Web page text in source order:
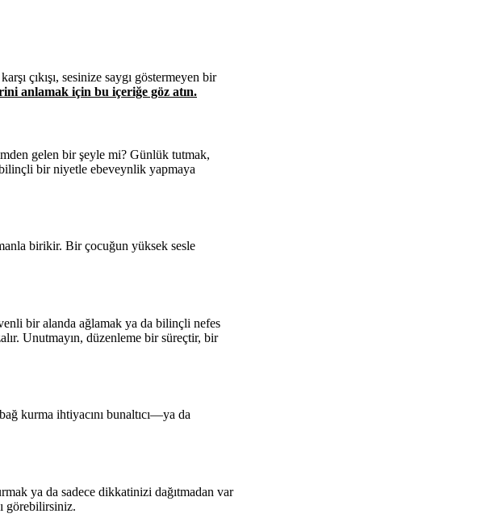
çıkışı, sesinize saygı göstermeyen bir
anlamak için bu içeriğe göz atın.
gelen bir şeyle mi? Günlük tutmak,
bilinçli bir niyetle ebeveynlik yapmaya
birikir. Bir çocuğun yüksek sesle
bir alanda ağlamak ya da bilinçli nefes
Unutmayın, düzenleme bir süreçtir, bir
kurma ihtiyacını bunaltıcı—ya da
ya da sadece dikkatinizi dağıtmadan var
görebilirsiniz.